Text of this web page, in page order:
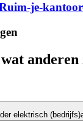
je-
anderen
elektrisch